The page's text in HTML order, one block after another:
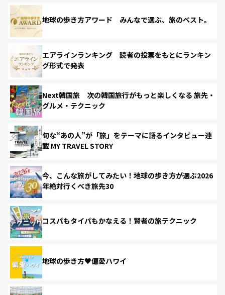
地球の歩き方アワード みんなで選ぶ、旅のベスト。
エアラインランキング 読者の投票をもとにランキン
グ形式で発表
Next韓国旅 次の韓国旅行がもっと楽しくなる 旅先・
グルメ・テクニック
旬な“あの人”が「旅」をテーマに語るインタビュー連
載 MY TRAVEL STORY
今、こんな旅がしてみたい！地球の歩き方が選ぶ2026
年絶対行くべき旅先30
コスパもタイパもかなえる！賢者の旅テクニック
地球の歩き方♥偏愛ハワイ